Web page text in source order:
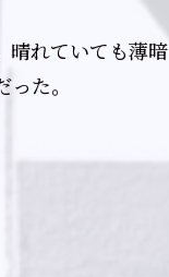
晴れていても薄暗
た。